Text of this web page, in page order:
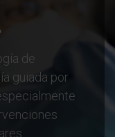
de
guiada por